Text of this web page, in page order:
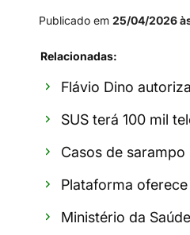
Publicado em 25/04/2026
Relacionadas:
Flávio Dino
SUS terá 100 mil
Casos de sarampo
Plataforma
Ministério da